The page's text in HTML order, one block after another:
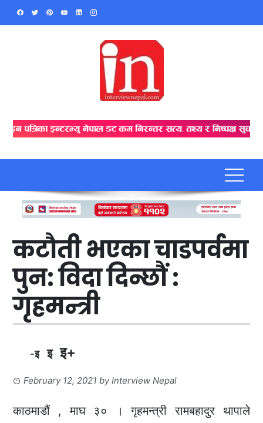
Skip
कटौती भएका चाडपर्वमा
पुन: विदा दिन्छौं :
गृहमन्त्री
-इ इ इ+
February 12, 2021 byInterview Nepal
काठमाडौं , माघ ३० । गृहमन्त्री रामबहादुर थापाले